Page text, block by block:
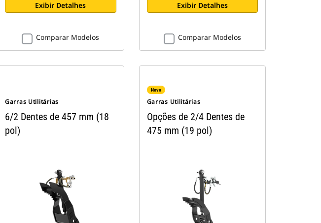
Exibir Detalhes
Comparar Modelos
Exibir Detalhes
Comparar Modelos
Garras Utilitárias
6/2 Dentes de 457 mm (18
pol)
Novo
Garras Utilitárias
Opções de 2/4 Dentes de
475 mm (19 pol)